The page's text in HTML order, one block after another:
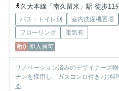
久大本線「南久留米」駅 徒歩11
バス・トイレ別 室内洗濯機置場
フローリング
電気有
敷0 即入居可
リノベーション済みのデザイナーズ
チンを採用し、ガスコンロ付き♪お料
る